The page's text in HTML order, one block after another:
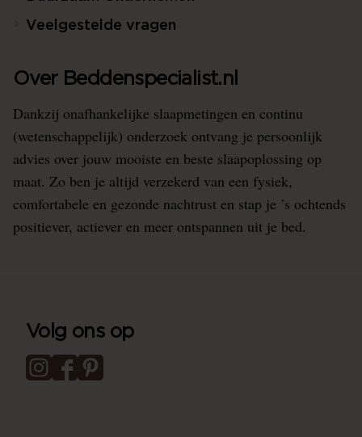
Veelgestelde vragen
Over Beddenspecialist.nl
Dankzij onafhankelijke slaapmetingen en continu
(wetenschappelijk) onderzoek ontvang je persoonlijk
advies over jouw mooiste en beste slaapoplossing op
maat. Zo ben je altijd verzekerd van een fysiek,
comfortabele en gezonde nachtrust en stap je ’s ochtends
positiever, actiever en meer ontspannen uit je bed.
Volg ons op